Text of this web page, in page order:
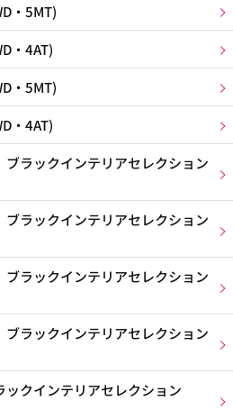
・5MT)
・4AT)
・5MT)
・4AT)
ラックインテリアセレクション
ラックインテリアセレクション
ラックインテリアセレクション
ラックインテリアセレクション
インテリアセレクション